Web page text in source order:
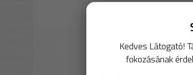
Kedves Látogató!
fokozásának